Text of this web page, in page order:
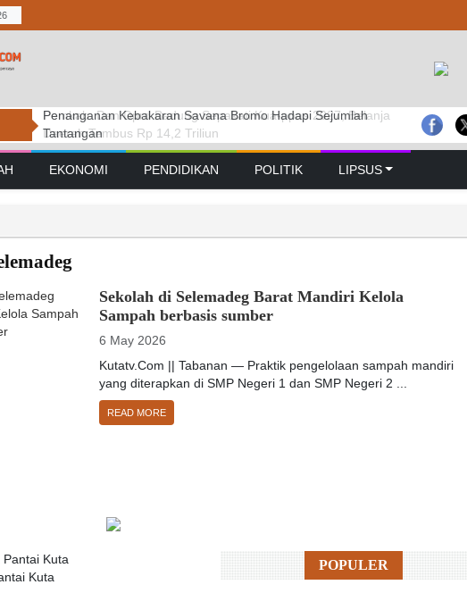
Pemkab. Dan Dprd Badung Sepakati Kua-ppas 2027, Belanja
Daerah Tembus Rp 14,2 Triliun
DPRD BADUNG GELAR RAPAT PARIPURNA MASA
PERSIDANGAN PERTAMA TAHUN SIDANG 2026 – 2027
Penanganan Kebakaran Savana Bromo Hadapi Sejumlah
Tantangan
EKONOMI PENDIDIKAN POLITIK LIPSUS
Sekolah di Selemadeg Barat Mandiri Kelola
Sampah berbasis sumber
6 May 2026
Kutatv.Com || Tabanan — Praktik pengelolaan sampah mandiri
yang diterapkan di SMP Negeri 1 dan SMP Negeri 2 ...
READ MORE
Kuta
POPULER